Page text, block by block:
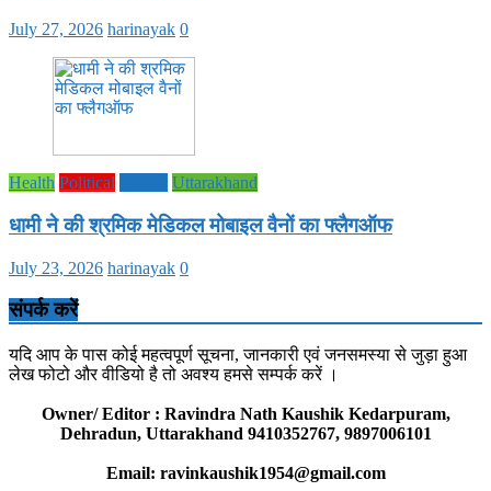
July 27, 2026 harinayak 0
Health Political Uttarakhand
धामी ने की श्रमिक मेडिकल मोबाइल वैनों का फ्लैगऑफ
July 23, 2026 harinayak 0
संपर्क करें
यदि आप के पास कोई महत्वपूर्ण सूचना, जानकारी एवं जनसमस्या से जुड़ा हुआ
लेख फोटो और वीडियो है तो अवश्य हमसे सम्पर्क करें ।
Owner/ Editor : Ravindra Nath Kaushik Kedarpuram,
Dehradun, Uttarakhand 9410352767, 9897006101
Email: ravinkaushik1954@gmail.com